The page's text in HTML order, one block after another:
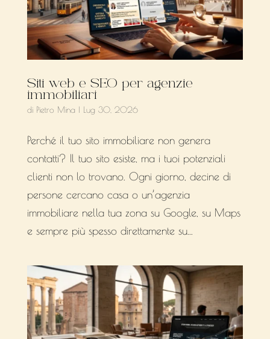
Siti web e SEO per agenzie
immobiliari
di Pietro Mina | Lug 30, 2026
Perché il tuo sito immobiliare non genera
contatti? Il tuo sito esiste, ma i tuoi potenziali
clienti non lo trovano. Ogni giorno, decine di
persone cercano casa o un’agenzia
immobiliare nella tua zona su Google, su Maps
e sempre più spesso direttamente su...